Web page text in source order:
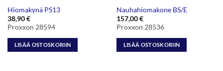
Hiomakynä PS13
38,90€
Proxxon 28594
LISÄÄ OSTOSKORIIN
Nauhahiomakone BS/E
157,00€
Proxxon 28536
LISÄÄ OSTOSKORIIN